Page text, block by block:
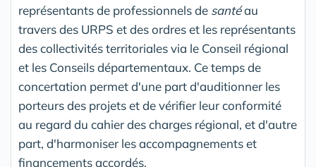
représentants de professionnels de santéau
travers des URPS et des ordres et les représentants
des collectivités territoriales via le Conseil régional
et les Conseils départementaux. Ce temps de
concertation permet d'une part d'auditionner les
porteurs des projets et de vérifier leur conformité
au regard du cahier des charges régional, et d'autre
part, d'harmoniser les accompagnements et
financements accordés.